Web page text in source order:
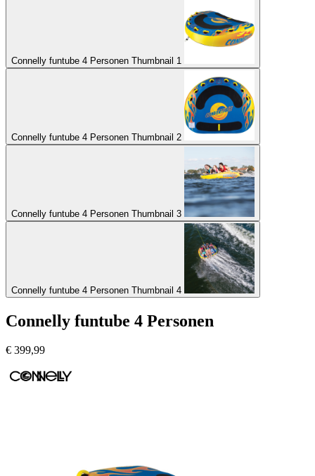
Connelly funtube 4 Personen Thumbnail 1
Connelly funtube 4 Personen Thumbnail 2
Connelly funtube 4 Personen Thumbnail 3
Connelly funtube 4 Personen Thumbnail 4
Connelly funtube 4 Personen
€ 399,99